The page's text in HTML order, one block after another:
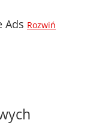
Ads Rozwiń